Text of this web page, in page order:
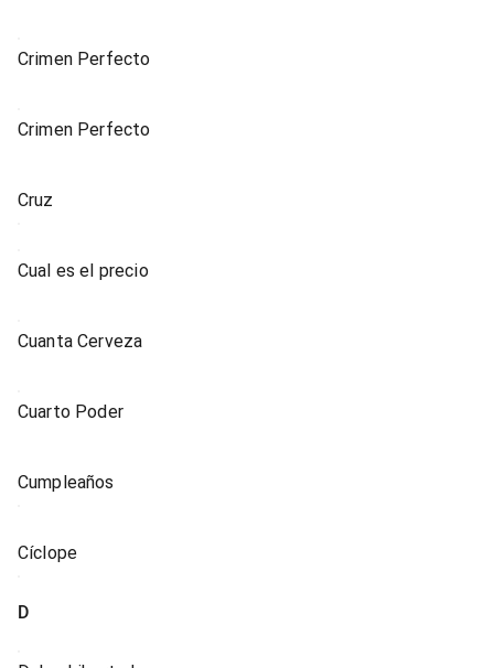
Crimen Perfecto
Crimen Perfecto
Cruz
Cual es el precio
Cuanta Cerveza
Cuarto Poder
Cumpleaños
Cíclope
D